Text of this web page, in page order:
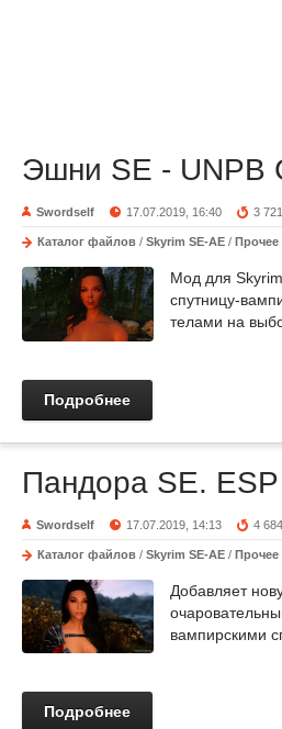
Эшни SE - UNPB
Swordself 17.07.2019, 16:40 3 721
Каталог файлов / Skyrim SE-AE / Прочее
Мод для
спутницу-
телами на
Подробнее
Пандора SE.
Swordself 17.07.2019, 14:13 4 684
Каталог файлов / Skyrim SE-AE / Прочее
Добавляет
вампирскими
Подробнее